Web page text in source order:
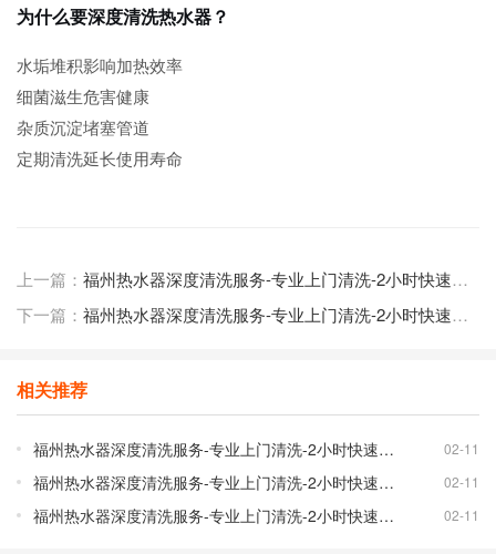
为什么要深度清洗热水器？
水垢堆积影响加热效率
细菌滋生危害健康
杂质沉淀堵塞管道
定期清洗延长使用寿命
上一篇： 福州热水器深度清洗服务-专业上门清洗-2小时快速上门
下一篇： 福州热水器深度清洗服务-专业上门清洗-2小时快速上门
相关推荐
福州热水器深度清洗服务-专业上门清洗-2小时快速上门 02-11
福州热水器深度清洗服务-专业上门清洗-2小时快速上门 02-11
福州热水器深度清洗服务-专业上门清洗-2小时快速上门 02-11